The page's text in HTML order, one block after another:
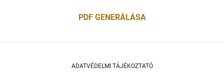
PDF GENERÁLÁSA
ADATVÉDELMI TÁJÉKOZTATÓ